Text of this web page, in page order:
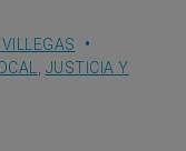
JUSTICIA Y